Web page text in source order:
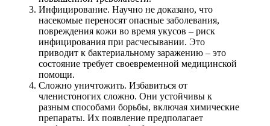
Инфицирование. Научно не доказано, что
насекомые переносят опасные заболевания,
повреждения кожи во время укусов – риск
инфицирования при расчесывании. Это
приводит к бактериальному заражению – это
состояние требует своевременной медицинской
помощи.
Сложно уничтожить. Избавиться от
членистоногих сложно. Они устойчивы к
разным способами борьбы, включая химические
препараты. Их появление предполагает